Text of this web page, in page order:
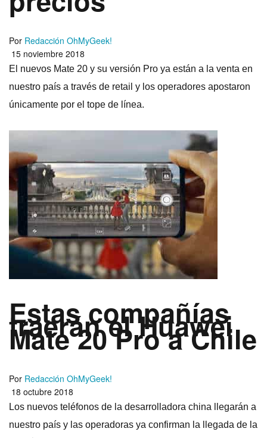
Por Redacción OhMyGeek!
15 noviembre 2018
El nuevos Mate 20 y su versión Pro ya están a la venta en
nuestro paí­s a través de retail y los operadores apostaron
únicamente por el tope de lí­nea.
Estas compañí­as
traerán el Huawei
Mate 20 Pro a Chile
Por Redacción OhMyGeek!
18 octubre 2018
Los nuevos teléfonos de la desarrolladora china llegarán a
nuestro paí­s y las operadoras ya confirman la llegada de la